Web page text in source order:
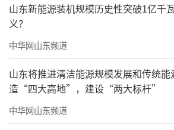
山东新能源装机规模历史性突破1亿千
义？
中华网山东频道
山东将推进清洁能源规模发展和传统
造“四大高地”，建设“两大标杆”
中华网山东频道